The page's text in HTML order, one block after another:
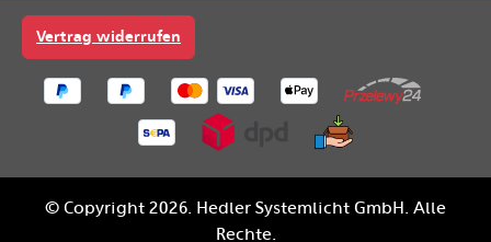
Vertrag widerrufen
© Copyright 2026. Hedler Systemlicht GmbH. Alle
Rechte.